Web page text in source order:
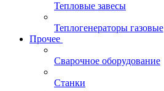
Тепловые завесы
Теплогенераторы газовые
Прочее
Сварочное оборудование
Станки